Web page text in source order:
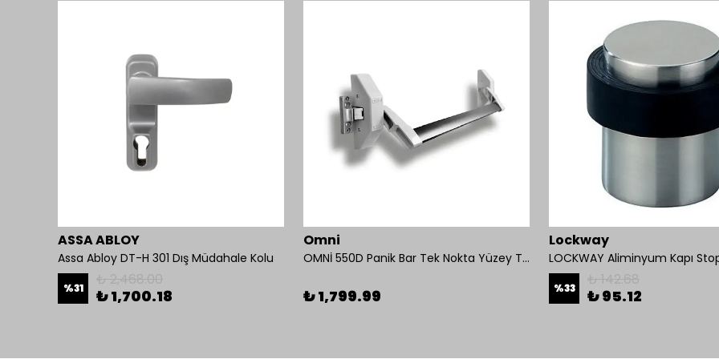
ASSA ABLOY
Assa Abloy DT-H 301 Dış Müdahale Kolu
%31 ₺ 1,700.18
Omni
OMNİ 550D Panik Bar Tek Nokta Yüzey Tip
₺ 1,799.99
Lockway
LOCKWAY Aliminyum Kapı
%33 ₺ 95.12